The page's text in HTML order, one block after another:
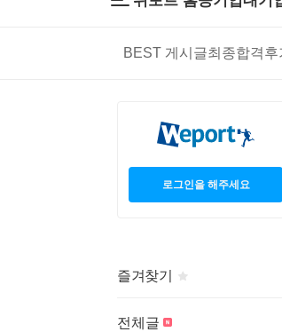
BEST 게시글최종합격후
온라인 강
로그인을 해주세요
즐겨찾기
게시판 제목의
전체글